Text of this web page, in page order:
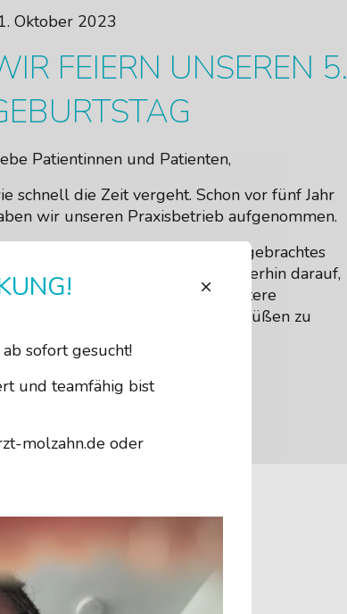
Oktober 2023
FEIERN UNSEREN 5.
Patientinnen und Patienten,
schnell die Zeit vergeht. Schon vor fünf Jahr
wir unseren Praxisbetrieb aufgenommen.
bedanken uns für Ihr entgegengebrachtes
und freuen uns auch weiterhin darauf,
und selbstverständlich auch weitere
in unserer Praxis begrüßen zu
sofort gesucht!
und teamfähig bist
molzahn.de oder